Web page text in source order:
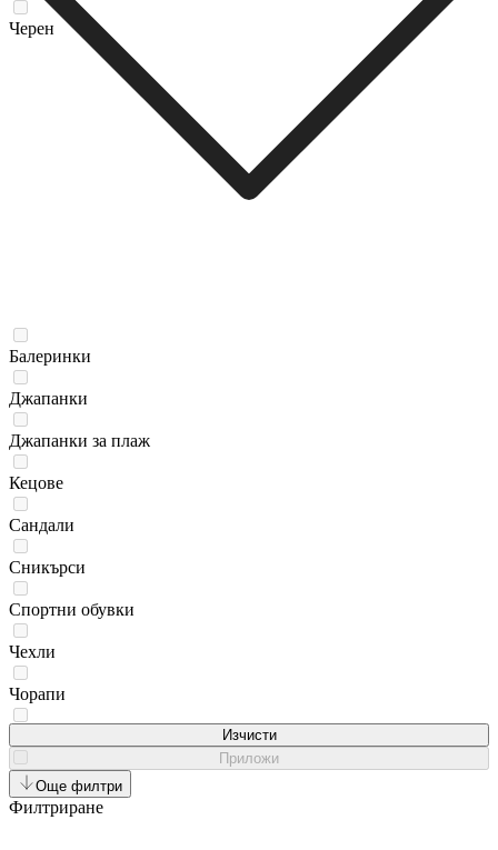
Черен
Балеринки
Джапанки
Джапанки за плаж
Кецове
Сандали
Сникърси
Спортни обувки
Чехли
Чорапи
Шапка
Изчисти
Приложи
Още филтри
Филтриране